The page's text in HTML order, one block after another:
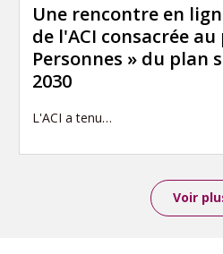
Une rencontre en
de l'ACI consacrée
Personnes » du plan
2030
L'ACI a tenu…
Voir